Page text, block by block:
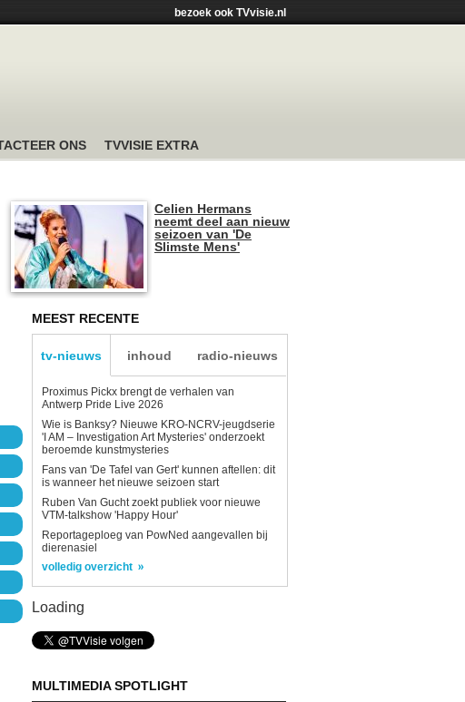
bezoek ook TVvisie.nl
ONS TVVISIE EXTRA
Celien Hermans
neemt deel aan nieuw
seizoen van 'De
Slimste Mens'
MEEST RECENTE
tv-nieuws inhoud radio-nieuws
Proximus Pickx brengt de verhalen van
Antwerp Pride Live 2026
Wie is Banksy? Nieuwe KRO-NCRV-jeugdserie
'I AM – Investigation Art Mysteries' onderzoekt
beroemde kunstmysteries
Fans van 'De Tafel van Gert' kunnen aftellen: dit
is wanneer het nieuwe seizoen start
Ruben Van Gucht zoekt publiek voor nieuwe
VTM-talkshow 'Happy Hour'
Reportageploeg van PowNed aangevallen bij
dierenasiel
volledig overzicht
Loading
MULTIMEDIA SPOTLIGHT